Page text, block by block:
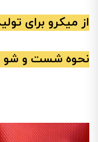
از میکرو برای
نحوه شست و شو